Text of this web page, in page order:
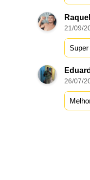
21/09/
26/07/